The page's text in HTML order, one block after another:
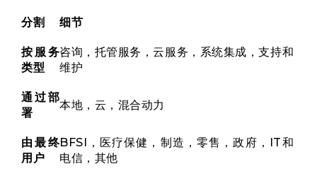
分割 细节
按服务
类型
咨询，托管服务，云服务，系统集成，支持和
维护
通过部
署
本地，云，混合动力
由最终
用户
BFSI，医疗保健，制造，零售，政府，IT和
电信，其他